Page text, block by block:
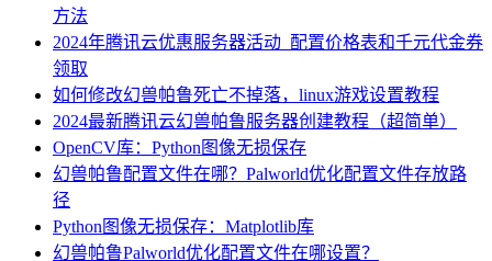
方法
2024年腾讯云优惠服务器活动_配置价格表和千元代金券
领取
如何修改幻兽帕鲁死亡不掉落，linux游戏设置教程
2024最新腾讯云幻兽帕鲁服务器创建教程（超简单）
OpenCV库：Python图像无损保存
幻兽帕鲁配置文件在哪？Palworld优化配置文件存放路
径
Python图像无损保存：Matplotlib库
幻兽帕鲁Palworld优化配置文件在哪设置？